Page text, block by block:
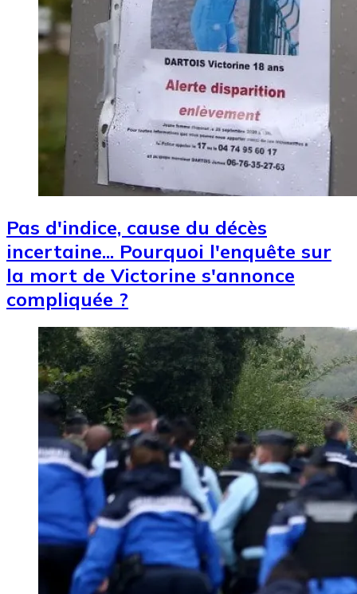
Pas d'indice, cause du décès
incertaine... Pourquoi l'enquête sur
la mort de Victorine s'annonce
compliquée ?
Image